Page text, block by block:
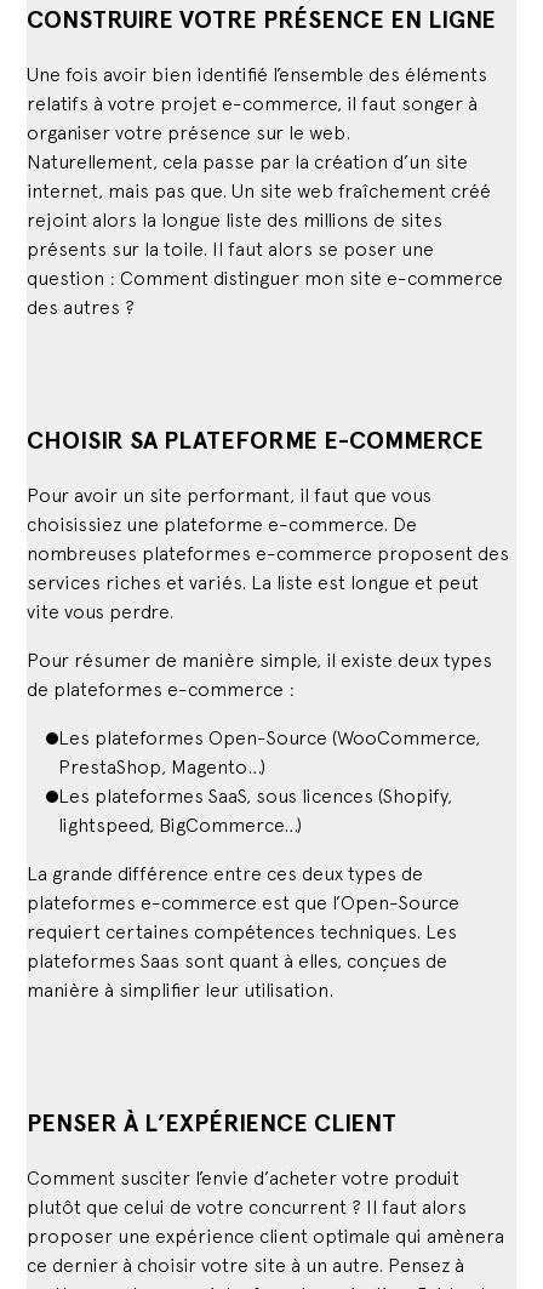
CONSTRUIRE VOTRE PRÉSENCE EN LIGNE
Une fois avoir bien identifié l’ensemble des éléments
relatifs à votre projet e-commerce, il faut songer à
organiser votre présence sur le web.
Naturellement, cela passe par la création d’un site
internet, mais pas que. Un site web fraîchement créé
rejoint alors la longue liste des millions de sites
présents sur la toile. Il faut alors se poser une
question : Comment distinguer mon site e-commerce
des autres ?
CHOISIR SA PLATEFORME E-COMMERCE
Pour avoir un site performant, il faut que vous
choisissiez une plateforme e-commerce. De
nombreuses plateformes e-commerce proposent des
services riches et variés. La liste est longue et peut
vite vous perdre.
Pour résumer de manière simple, il existe deux types
de plateformes e-commerce :
Les plateformes Open-Source (WooCommerce,
PrestaShop, Magento…)
Les plateformes SaaS, sous licences (Shopify,
lightspeed, BigCommerce…)
La grande différence entre ces deux types de
plateformes e-commerce est que l’Open-Source
requiert certaines compétences techniques. Les
plateformes Saas sont quant à elles, conçues de
manière à simplifier leur utilisation.
PENSER À L’EXPÉRIENCE CLIENT
Comment susciter l’envie d’acheter votre produit
plutôt que celui de votre concurrent ? Il faut alors
proposer une expérience client optimale qui amènera
ce dernier à choisir votre site à un autre. Pensez à